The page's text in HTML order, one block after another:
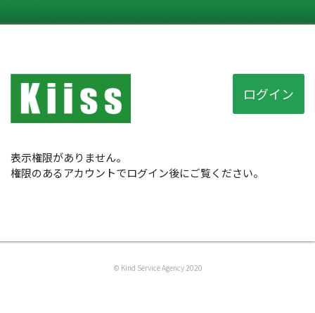
ログイン
表示権限がありません。
権限のあるアカウントでログイン後にご覧ください。
© Kind Service Agency 2020